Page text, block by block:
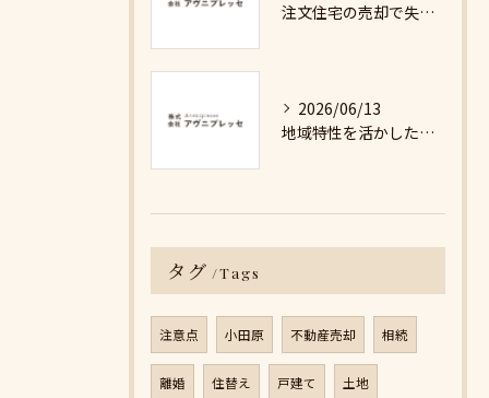
注文住宅の売却で失敗しないための詳細ガイド
2026/06/13
地域特性を活かした最適な不動産売却戦略の秘訣
タグ Tags
注意点 小田原 不動産売却 相続
離婚 住替え 戸建て 土地